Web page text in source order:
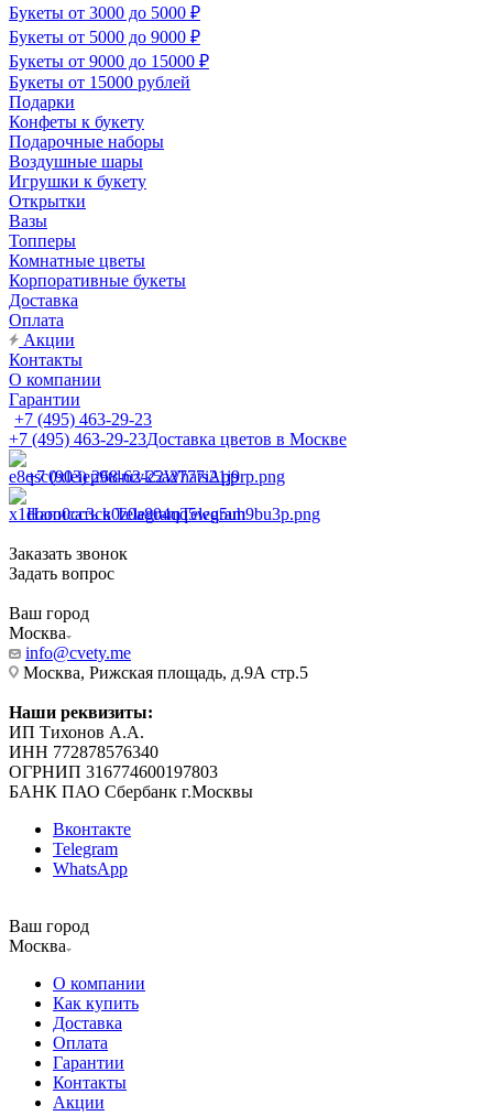
Букеты от 3000 до 5000 ₽
Букеты от 5000 до 9000 ₽
Букеты от 9000 до 15000 ₽
Букеты от 15000 рублей
Подарки
Конфеты к букету
Подарочные наборы
Воздушные шары
Игрушки к букету
Открытки
Вазы
Топперы
Комнатные цветы
Корпоративные букеты
Доставка
Оплата
Акции
Контакты
О компании
Гарантии
+7 (495) 463-29-23
+7 (495) 463-29-23Доставка цветов в Москве
+7 (903) 268-62-22WhatsApp
Написать в TelegramTelegram
Заказать звонок
Задать вопрос
Ваш город
Москва
info@cvety.me
Москва, Рижская площадь, д.9А стр.5
Наши реквизиты:
ИП Тихонов А.А.
ИНН 772878576340
ОГРНИП 316774600197803
БАНК ПАО Сбербанк г.Москвы
Вконтакте
Telegram
WhatsApp
Ваш город
Москва
О компании
Как купить
Доставка
Оплата
Гарантии
Контакты
Акции